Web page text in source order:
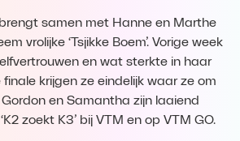
samen met Hanne en Marthe
vrolijke ‘Tsjikke Boem’. Vorige week
en wat sterkte in haar
krijgen ze eindelijk waar ze om
en Samantha zijn laaiend
zoekt K3’ bij VTM en op VTM GO.